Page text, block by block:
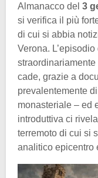
Almanacco del 3
si verifica il più
di cui si abbia
Verona.
straordinariamente
cade, grazie a
prevalentemente
monasteriale – ed
introduttiva ci
terremoto di cui si
analitico epicentro